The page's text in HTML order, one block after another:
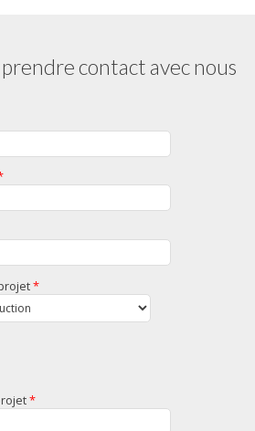
contact avec nous
*
*